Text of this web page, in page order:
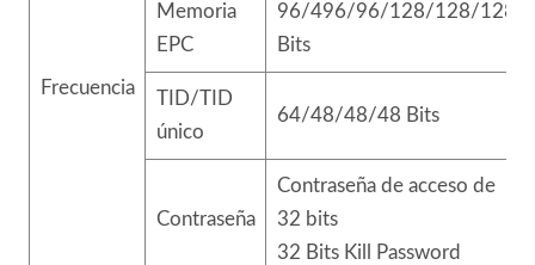
Frecuencia
Memoria
EPC
96/496/96/128/128/128
Bits
TID/TID
único
64/48/48/48 Bits
Contraseña
Contraseña de acceso de
32 bits
32 Bits Kill Password